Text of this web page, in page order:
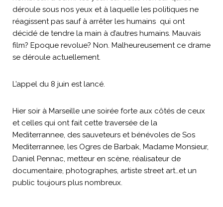
déroule sous nos yeux et à laquelle les politiques ne
réagissent pas sauf à arrêter les humains qui ont
décidé de tendre la main à d’autres humains. Mauvais
film? Epoque revolue? Non. Malheureusement ce drame
se déroule actuellement.
L’appel du 8 juin est lancé.
Hier soir à Marseille une soirée forte aux côtés de ceux
et celles qui ont fait cette traversée de la
Mediterrannee, des sauveteurs et bénévoles de Sos
Mediterrannee, les Ogres de Barbak, Madame Monsieur,
Daniel Pennac, metteur en scène, réalisateur de
documentaire, photographes, artiste street art…et un
public toujours plus nombreux.